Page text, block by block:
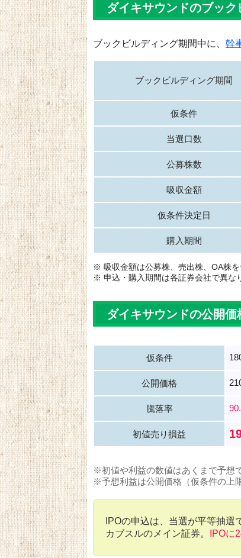
ダイキサウンドのブッ
ブックビルディング期間中に、 幹
ブックビルディング期間
仮条件
当選口数
公募株数
吸収金額
仮条件決定日
購入期間
※ 吸収金額は公募株、売出株、OA株を
※ 申込・購入期間は各証券会社で異な
ダイキサウンドの公開価
仮条件
公開価格
騰落率
初値売り損益
※初値や利益の数値はあくまで予想
※予想利益は公開価格（仮条件の上
IPOの申込は、当選が平等抽選
カブスルのメイン証券。
IPOに